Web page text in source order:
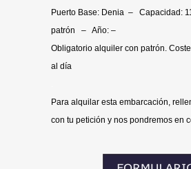
Puerto Base: Denia – Capacidad:
patrón – Año: –
Obligatorio alquiler con patrón.
al día
Para alquilar esta embarcación,
con tu petición y nos pondremos en